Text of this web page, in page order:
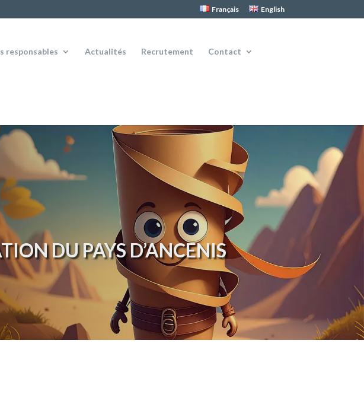
Français English
responsables Actualités Recrutement Contact
DU PAYS D’ANCENIS